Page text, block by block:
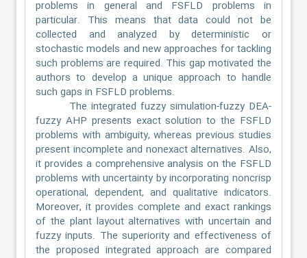
problems in general and FSFLD problems in
particular. This means that data could not be
collected and analyzed by deterministic or
stochastic models and new approaches for tackling
such problems are required. This gap motivated the
authors to develop a unique approach to handle
such gaps in FSFLD problems.
The integrated fuzzy simulation-fuzzy DEA-
fuzzy AHP presents exact solution to the FSFLD
problems with ambiguity, whereas previous studies
present incomplete and nonexact alternatives. Also,
it provides a comprehensive analysis on the FSFLD
problems with uncertainty by incorporating noncrisp
operational, dependent, and qualitative indicators.
Moreover, it provides complete and exact rankings
of the plant layout alternatives with uncertain and
fuzzy inputs. The superiority and effectiveness of
the proposed integrated approach are compared